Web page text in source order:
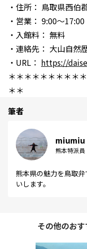
・住所： 鳥取県西伯
・営業： 9:00～17:00
・入館料： 無料
・連絡先： 大山自然
・URL： https://
＊＊＊＊＊＊＊＊＊
＊＊
筆者
miumiu
熊本特派員
熊本県の魅力を鳥取
いします。
その他のおす